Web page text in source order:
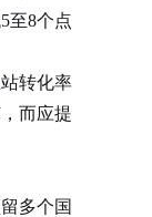
至8个点
转化率
而应提
多个国